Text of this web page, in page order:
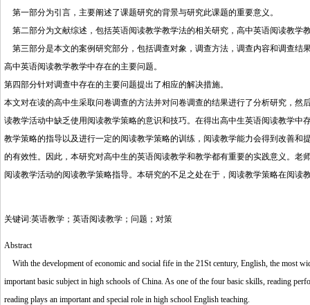
第一部分为引言，主要阐述了课题研究的背景与研究此课题的重要意义。
第二部分为文献综述，包括英语阅读教学教学法的相关研究，高中英语阅读教学
第三部分是本文的案例研究部分，包括调查对象，调查方法，调查内容和调查结
高中英语阅读教学教学中存在的主要问题。
第四部分针对调查中存在的主要问题提出了相应的解决措施。
本文对在读的高中生采取问卷调查的方法并对问卷调查的结果进行了分析研究，
读教学活动中缺乏使用阅读教学策略的意识和技巧。在得出高中生英语阅读教学
教学策略的指导以及进行一定的阅读教学策略的训练，阅读教学能力会得到改善
的有效性。因此，本研究对高中生的英语阅读教学和教学都有重要的实践意义。
阅读教学活动的阅读教学策略指导。本研究的不足之处在于，阅读教学策略在阅读
关键词:英语教学；英语阅读教学；问题；对策
Abstract
With the development of economic and social fife in the 21St century, English, the most
important basic subject in high schools of China. As one of the four basic skills, reading
reading plays an important and special role in high school English teaching.